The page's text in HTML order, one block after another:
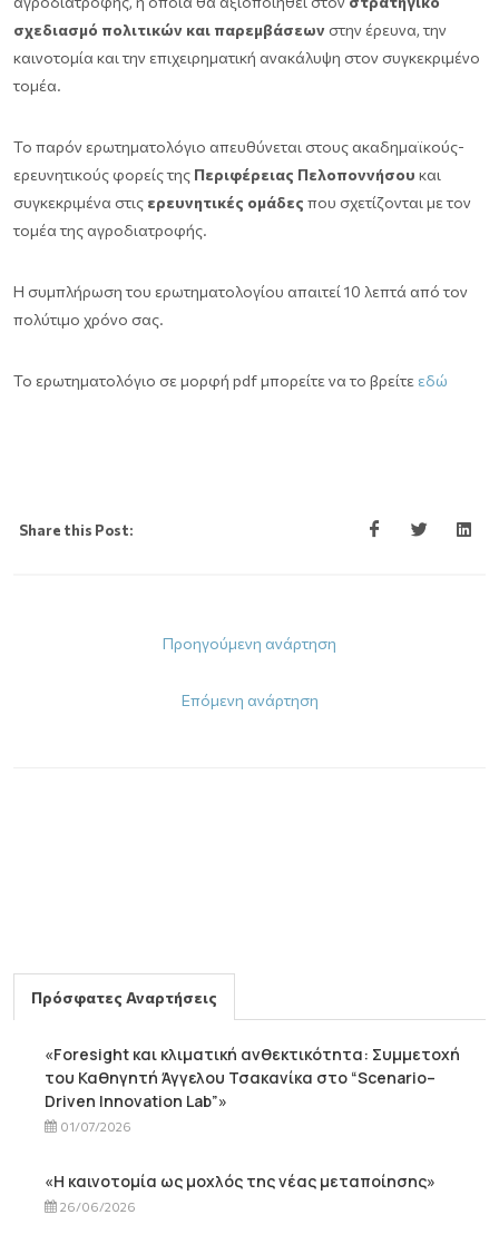
σχεδιασμό πολιτικών και παρεμβάσεωνστην έρευνα, την
καινοτομία και την επιχειρηματική ανακάλυψη στον συγκεκριμένο
τομέα.
Το παρόν ερωτηματολόγιο απευθύνεται στους ακαδημαϊκούς-
ερευνητικούς φορείς της Περιφέρειας Πελοποννήσου και
συγκεκριμένα στις ερευνητικές ομάδες που σχετίζονται με τον
τομέα της αγροδιατροφής.
Η συμπλήρωση του ερωτηματολογίου απαιτεί 10 λεπτά από τον
πολύτιμο χρόνο σας.
Το ερωτηματολόγιο σε μορφή pdf μπορείτε να το βρείτε εδώ
Share this Post:
Προηγούμενη ανάρτηση
Επόμενη ανάρτηση
Πρόσφατες Αναρτήσεις
«Foresight και κλιματική ανθεκτικότητα: Συμμετοχή
του Καθηγητή Άγγελου Τσακανίκα στο “Scenario–
Driven Innovation Lab”»
01/07/2026
«Η καινοτομία ως μοχλός της νέας μεταποίησης»
26/06/2026